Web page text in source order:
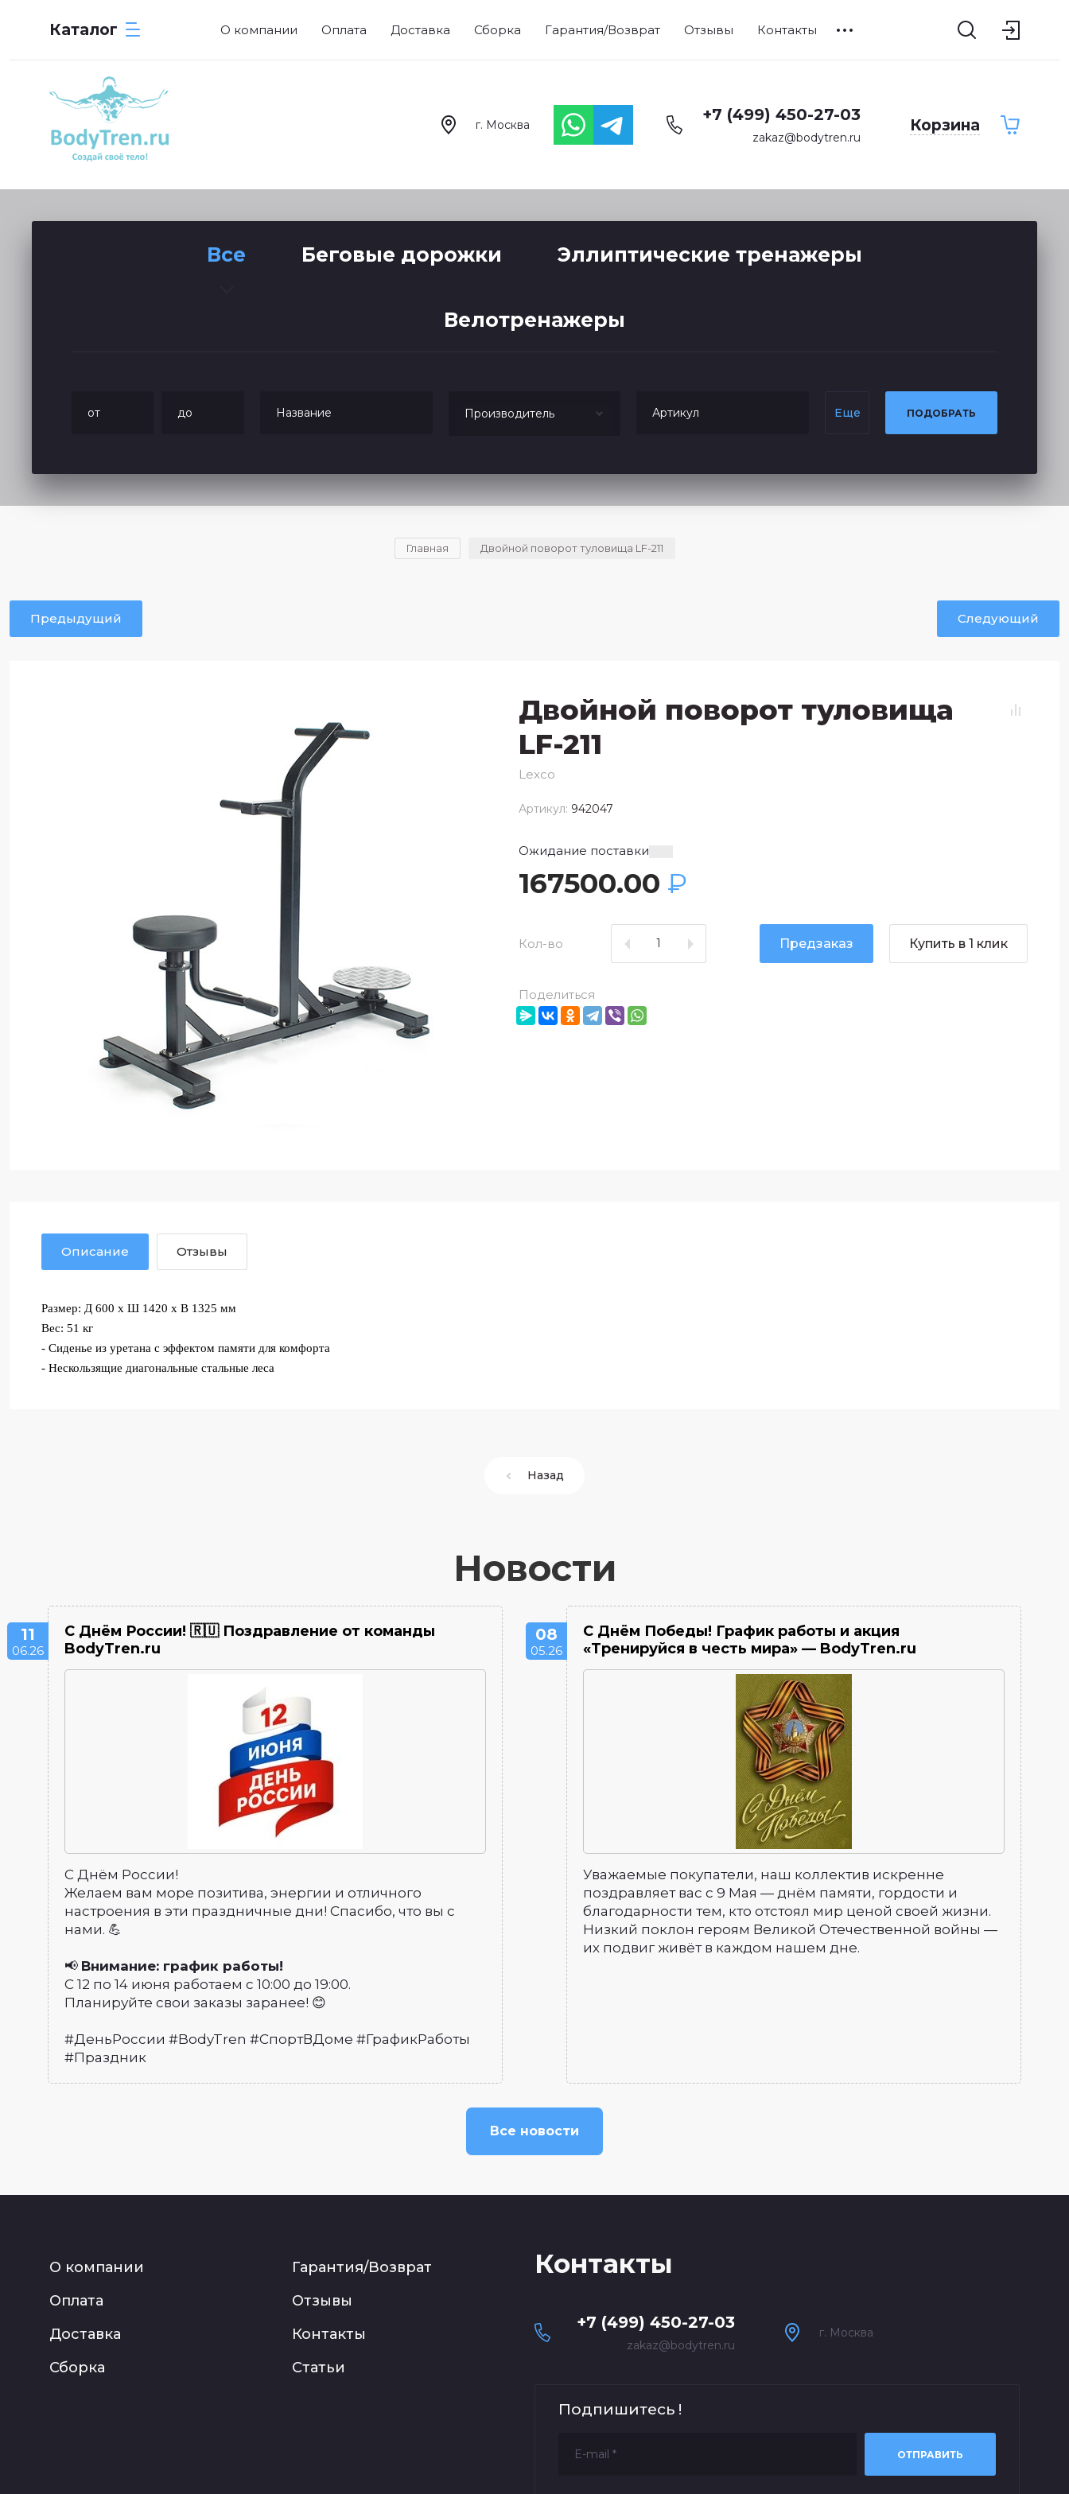
Каталог О компании Оплата Доставка Сборка Гарантия/Возврат Отзывы Контакты
г. Москва
+7 (499) 450-27-03
zakaz@bodytren.ru
Корзина
Все Беговые дорожки Эллиптические тренажеры
Велотренажеры
Производитель Еще ПОДОБРАТЬ
Главная Двойной поворот туловища LF-211
Предыдущий Следующий
Двойной поворот туловища
LF-211
Lexco
Артикул: 942047
Ожидание поставки
167500.00 ₽
Кол-во Предзаказ Купить в 1 клик
Поделиться
Описание Отзывы
Размер: Д 600 x Ш 1420 x В 1325 мм
Вес: 51 кг
- Сиденье из уретана с эффектом памяти для комфорта
- Нескользящие диагональные стальные леса
Назад
Новости
11
06.26
С Днём России! 🇷🇺 Поздравление от команды
BodyTren.ru
С Днём России!
Желаем вам море позитива, энергии и отличного
настроения в эти праздничные дни! Спасибо, что вы с
нами. 💪
📢 Внимание: график работы!
С 12 по 14 июня работаем с 10:00 до 19:00.
Планируйте свои заказы заранее! 😊
#ДеньРоссии #BodyTren #СпортВДоме #ГрафикРаботы
#Праздник
08
05.26
С Днём Победы! График работы и акция
«Тренируйся в честь мира» — BodyTren.ru
Уважаемые покупатели, наш коллектив искренне
поздравляет вас с 9 Мая — днём памяти, гордости и
благодарности тем, кто отстоял мир ценой своей жизни.
Низкий поклон героям Великой Отечественной войны —
их подвиг живёт в каждом нашем дне.
Все новости
О компании
Оплата
Доставка
Сборка
Гарантия/Возврат
Отзывы
Контакты
Статьи
Контакты
+7 (499) 450-27-03
zakaz@bodytren.ru
г. Москва
Подпишитесь !
ОТПРАВИТЬ